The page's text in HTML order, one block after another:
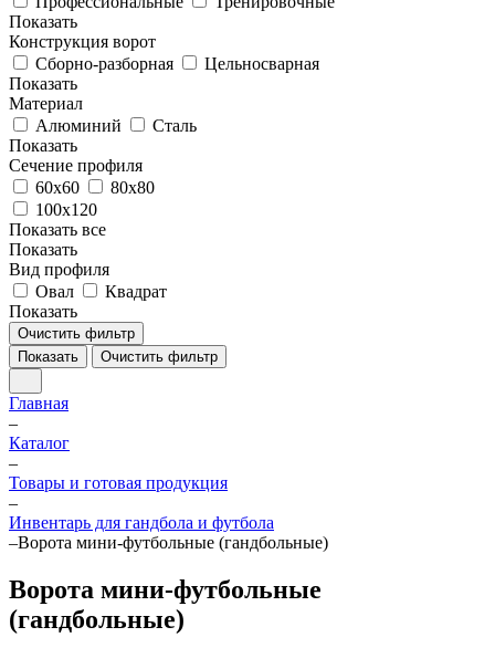
Показать
Конструкция ворот
Сборно-разборная
Цельносварная
Показать
Материал
Алюминий
Сталь
Показать
Сечение профиля
60х60
80х80
100х120
Показать все
Показать
Вид профиля
Овал
Квадрат
Показать
Очистить фильтр
Показать
Очистить фильтр
Главная
–
Каталог
–
Товары и готовая продукция
–
Инвентарь для гандбола и футбола
–Ворота мини-футбольные (гандбольные)
Ворота мини-футбольные
(гандбольные)